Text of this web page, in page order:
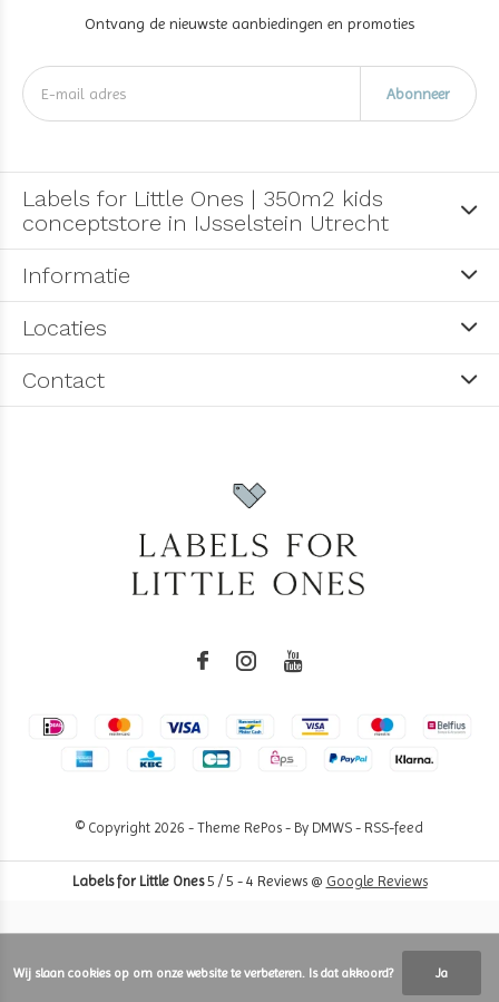
Ontvang de nieuwste aanbiedingen en promoties
Abonneer
Labels for Little Ones | 350m2 kids
conceptstore in IJsselstein Utrecht
Informatie
Locaties
Contact
© Copyright 2026 - Theme RePos - By DMWS - RSS-feed
Labels for Little Ones5 / 5 - 4 Reviews @ Google Reviews
Wij slaan cookies op om onze website te verbeteren. Is dat akkoord? Ja